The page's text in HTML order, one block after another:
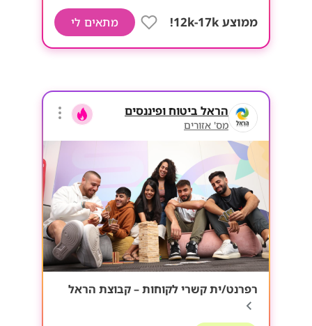
ממוצע 12k-17k! מתאים לי
הראל ביטוח ופיננסים
מס' אזורים
רפרנט/ית קשרי לקוחות – קבוצת הראל